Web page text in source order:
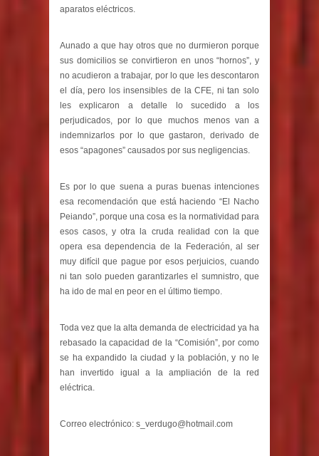
aparatos eléctricos.
Aunado a que hay otros que no durmieron porque
sus domicilios se convirtieron en unos “hornos”, y
no acudieron a trabajar, por lo que les descontaron
el día, pero los insensibles de la CFE, ni tan solo
les explicaron a detalle lo sucedido a los
perjudicados, por lo que muchos menos van a
indemnizarlos por lo que gastaron, derivado de
esos “apagones” causados por sus negligencias.
Es por lo que suena a puras buenas intenciones
esa recomendación que está haciendo “El Nacho
Peiando”, porque una cosa es la normatividad para
esos casos, y otra la cruda realidad con la que
opera esa dependencia de la Federación, al ser
muy difícil que pague por esos perjuicios, cuando
ni tan solo pueden garantizarles el sumnistro, que
ha ido de mal en peor en el último tiempo.
Toda vez que la alta demanda de electricidad ya ha
rebasado la capacidad de la “Comisión”, por como
se ha expandido la ciudad y la población, y no le
han invertido igual a la ampliación de la red
eléctrica.
Correo electrónico: s_verdugo@hotmail.com